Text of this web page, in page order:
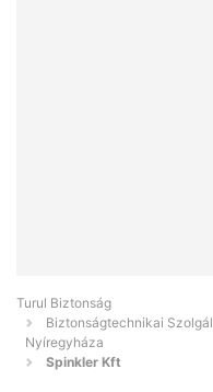
Turul Biztonság
Biztonságtechnikai
Nyíregyháza
Spinkler Kft